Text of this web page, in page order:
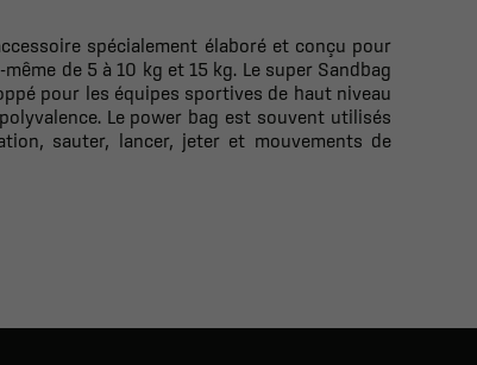
spécialement élaboré et conçu pour
de 5 à 10 kg et 15 kg. Le super Sandbag
pour les équipes sportives de haut niveau
Le power bag est souvent utilisés
sauter, lancer, jeter et mouvements de